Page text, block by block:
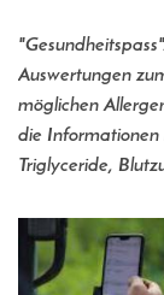
Auswertungen
möglichen
die Informationen
Triglyceride,